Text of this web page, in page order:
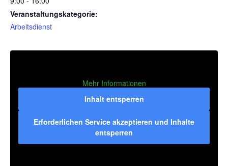
Veranstaltungskategorie:
Arbeitsdienst
Mehr Informationen
Inhalt entsperren
Erforderlichen Service akzeptieren und Inhalte
entsperren